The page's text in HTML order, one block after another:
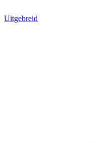
Uitgebreid